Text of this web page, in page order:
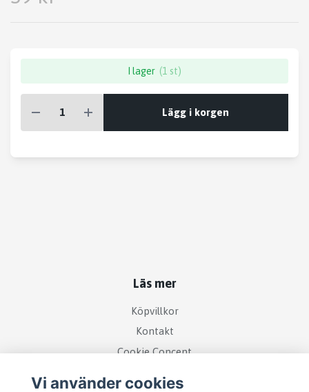
I lager (1 st)
Lägg i korgen
Läs mer
Köpvillkor
Kontakt
Cookie Concent
Vi använder cookies